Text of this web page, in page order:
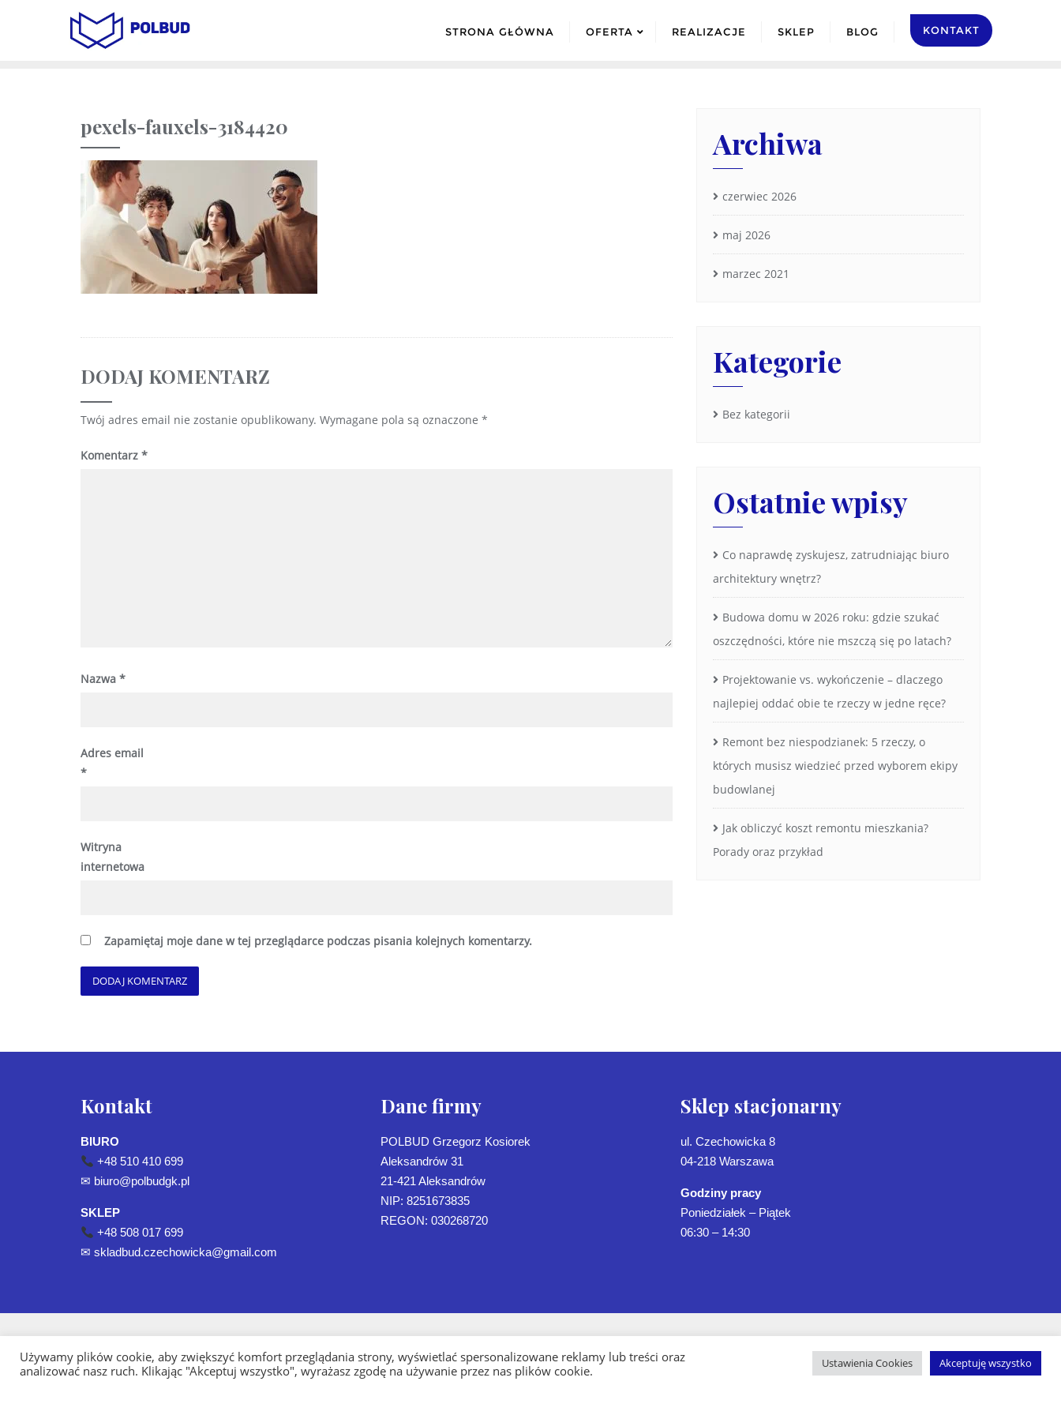
STRONA GŁÓWNA OFERTA REALIZACJE SKLEP BLOG KONTAKT
pexels-fauxels-3184420
DODAJ KOMENTARZ
Twój adres email nie zostanie opublikowany. Wymagane pola są oznaczone *
Komentarz *
Nazwa *
Adres email
*
Witryna
internetowa
Zapamiętaj moje dane w tej przeglądarce podczas pisania kolejnych komentarzy.
Archiwa
czerwiec 2026
maj 2026
marzec 2021
Kategorie
Bez kategorii
Ostatnie wpisy
Co naprawdę zyskujesz, zatrudniając biuro
architektury wnętrz?
Budowa domu w 2026 roku: gdzie szukać
oszczędności, które nie mszczą się po latach?
Projektowanie vs. wykończenie – dlaczego
najlepiej oddać obie te rzeczy w jedne ręce?
Remont bez niespodzianek: 5 rzeczy, o
których musisz wiedzieć przed wyborem ekipy
budowlanej
Jak obliczyć koszt remontu mieszkania?
Porady oraz przykład
Kontakt
BIURO
+48 510 410 699
✉ biuro@polbudgk.pl
SKLEP
+48 508 017 699
✉ skladbud.czechowicka@gmail.com
Dane firmy
POLBUD Grzegorz Kosiorek
Aleksandrów 31
21-421 Aleksandrów
NIP: 8251673835
REGON: 030268720
Sklep stacjonarny
ul. Czechowicka 8
04-218 Warszawa
Godziny pracy
Poniedziałek – Piątek
06:30 – 14:30
Używamy plików cookie, aby zwiększyć komfort przeglądania strony, wyświetlać spersonalizowane reklamy lub treści oraz
analizować nasz ruch. Klikając "Akceptuj wszystko", wyrażasz zgodę na używanie przez nas plików cookie.
Ustawienia Cookies Akceptuję wszystko